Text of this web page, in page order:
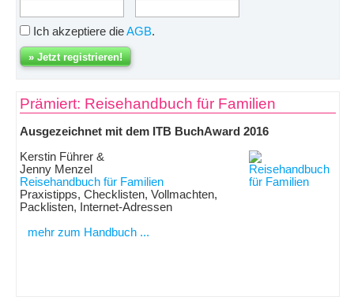
Ich akzeptiere dieAGB.
Prämiert: Reisehandbuch für Familien
Ausgezeichnet mit dem ITB BuchAward 2016
Kerstin Führer &
Jenny Menzel
Reisehandbuch für Familien
Praxistipps, Checklisten, Vollmachten,
Packlisten, Internet-Adressen
mehr zum Handbuch ...